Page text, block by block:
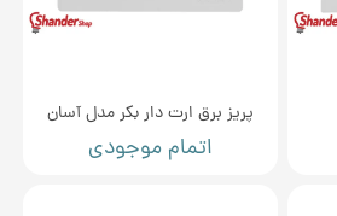
پریز برق ارت دار بکر مدل آسان
اتمام موجودی